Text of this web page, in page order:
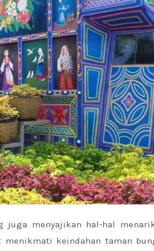
juga menyajikan hal-hal
keindahan taman